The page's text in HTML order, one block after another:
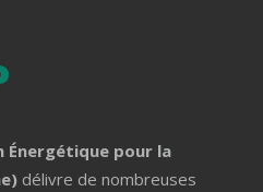
Énergétique pour la
délivre de nombreuses